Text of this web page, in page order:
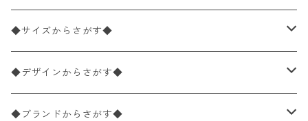
ペーパーナプキン2枚バラ売り
ペーパーナプキン1枚バラ売り
ペーパーナプキン20枚入りパック
◆サイズからさがす◆
33×33cm（ランチサイズ）
バラ売り
25×25cm（カクテルサイズ）
◆デザインからさがす◆
花柄
◆ブランドからさがす◆